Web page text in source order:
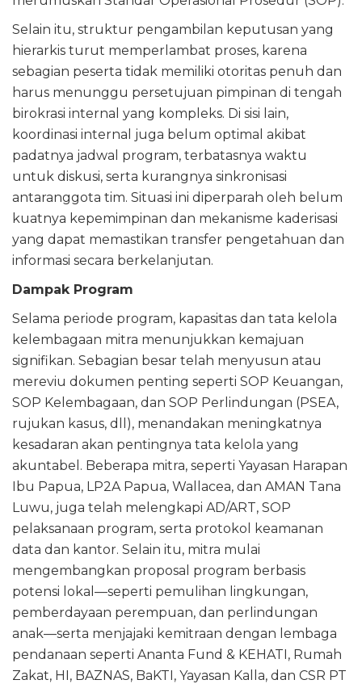
Selain itu, struktur pengambilan keputusan yang
hierarkis turut memperlambat proses, karena
sebagian peserta tidak memiliki otoritas penuh dan
harus menunggu persetujuan pimpinan di tengah
birokrasi internal yang kompleks. Di sisi lain,
koordinasi internal juga belum optimal akibat
padatnya jadwal program, terbatasnya waktu
untuk diskusi, serta kurangnya sinkronisasi
antaranggota tim. Situasi ini diperparah oleh belum
kuatnya kepemimpinan dan mekanisme kaderisasi
yang dapat memastikan transfer pengetahuan dan
informasi secara berkelanjutan.
Dampak Program
Selama periode program, kapasitas dan tata kelola
kelembagaan mitra menunjukkan kemajuan
signifikan. Sebagian besar telah menyusun atau
mereviu dokumen penting seperti SOP Keuangan,
SOP Kelembagaan, dan SOP Perlindungan (PSEA,
rujukan kasus, dll), menandakan meningkatnya
kesadaran akan pentingnya tata kelola yang
akuntabel. Beberapa mitra, seperti Yayasan Harapan
Ibu Papua, LP2A Papua, Wallacea, dan AMAN Tana
Luwu, juga telah melengkapi AD/ART, SOP
pelaksanaan program, serta protokol keamanan
data dan kantor. Selain itu, mitra mulai
mengembangkan proposal program berbasis
potensi lokal—seperti pemulihan lingkungan,
pemberdayaan perempuan, dan perlindungan
anak—serta menjajaki kemitraan dengan lembaga
pendanaan seperti Ananta Fund & KEHATI, Rumah
Zakat, HI, BAZNAS, BaKTI, Yayasan Kalla, dan CSR PT